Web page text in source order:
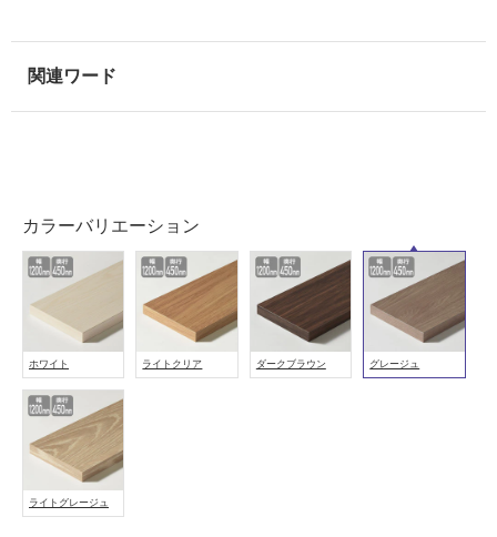
カラーバリエーション
ホワイト ライトクリア ダークブラウン グレージュ
ライトグレージュ
な
外
壁・
浴
室
壁
使
用
可
能
使